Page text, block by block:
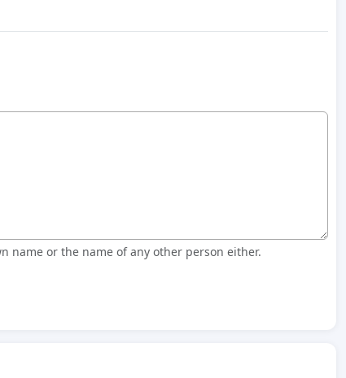
name or the name of any other person either.